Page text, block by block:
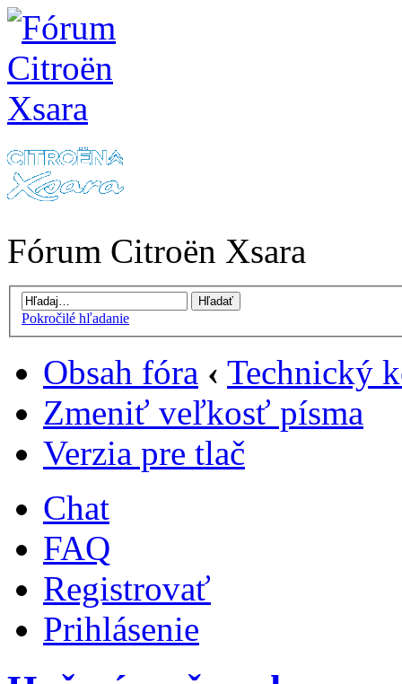
Fórum Citroën Xsara
Pokročilé hľadanie
Obsah fóra ‹ Technický
Zmeniť veľkosť písma
Verzia pre tlač
Chat
FAQ
Registrovať
Prihlásenie